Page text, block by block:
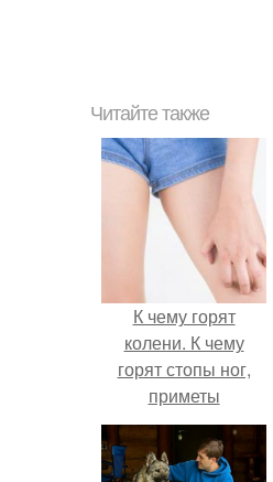
Читайте также
К чему горят
колени. К чему
горят стопы ног,
приметы